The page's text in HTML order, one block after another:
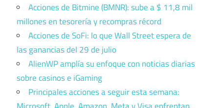
Acciones de Bitmine (BMNR): sube a $ 11,8 mil
millones en tesorería y recompras récord
Acciones de SoFi: lo que Wall Street espera de
las ganancias del 29 de julio
AlienWP amplía su enfoque con noticias diarias
sobre casinos e iGaming
Principales acciones a seguir esta semana: